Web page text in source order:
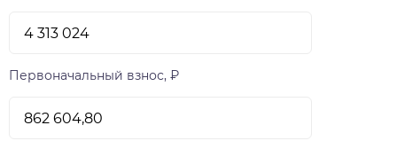
Первоначальный взнос, ₽